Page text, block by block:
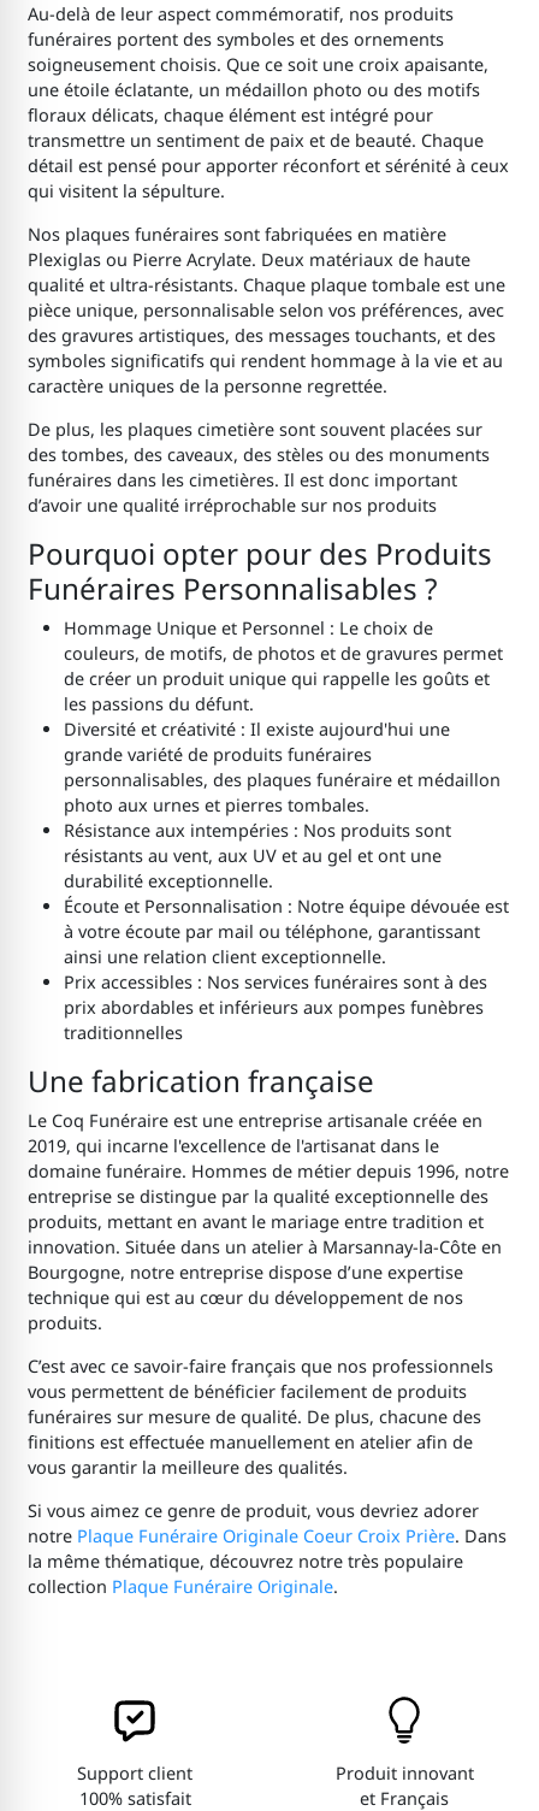
Au-delà de leur aspect commémoratif, nos produits
funéraires portent des symboles et des ornements
soigneusement choisis. Que ce soit une croix apaisante,
une étoile éclatante, un médaillon photo ou des motifs
floraux délicats, chaque élément est intégré pour
transmettre un sentiment de paix et de beauté. Chaque
détail est pensé pour apporter réconfort et sérénité à ceux
qui visitent la sépulture.
Nos plaques funéraires sont fabriquées en matière
Plexiglas ou Pierre Acrylate. Deux matériaux de haute
qualité et ultra-résistants. Chaque plaque tombale est une
pièce unique, personnalisable selon vos préférences, avec
des gravures artistiques, des messages touchants, et des
symboles significatifs qui rendent hommage à la vie et au
caractère uniques de la personne regrettée.
De plus, les plaques cimetière sont souvent placées sur
des tombes, des caveaux, des stèles ou des monuments
funéraires dans les cimetières. Il est donc important
d’avoir une qualité irréprochable sur nos produits
Pourquoi opter pour des Produits
Funéraires Personnalisables ?
Hommage Unique et Personnel : Le choix de
couleurs, de motifs, de photos et de gravures permet
de créer un produit unique qui rappelle les goûts et
les passions du défunt.
Diversité et créativité : Il existe aujourd'hui une
grande variété de produits funéraires
personnalisables, des plaques funéraire et médaillon
photo aux urnes et pierres tombales.
Résistance aux intempéries : Nos produits sont
résistants au vent, aux UV et au gel et ont une
durabilité exceptionnelle.
Écoute et Personnalisation : Notre équipe dévouée est
à votre écoute par mail ou téléphone, garantissant
ainsi une relation client exceptionnelle.
Prix accessibles : Nos services funéraires sont à des
prix abordables et inférieurs aux pompes funèbres
traditionnelles
Une fabrication française
Le Coq Funéraire est une entreprise artisanale créée en
2019, qui incarne l'excellence de l'artisanat dans le
domaine funéraire. Hommes de métier depuis 1996, notre
entreprise se distingue par la qualité exceptionnelle des
produits, mettant en avant le mariage entre tradition et
innovation. Située dans un atelier à Marsannay-la-Côte en
Bourgogne, notre entreprise dispose d’une expertise
technique qui est au cœur du développement de nos
produits.
C’est avec ce savoir-faire français que nos professionnels
vous permettent de bénéficier facilement de produits
funéraires sur mesure de qualité. De plus, chacune des
finitions est effectuée manuellement en atelier afin de
vous garantir la meilleure des qualités.
Si vous aimez ce genre de produit, vous devriez adorer
notre Plaque Funéraire Originale Coeur Croix Prière. Dans
la même thématique, découvrez notre très populaire
collection Plaque Funéraire Originale.
Support client
100% satisfait
Produit innovant
et Français